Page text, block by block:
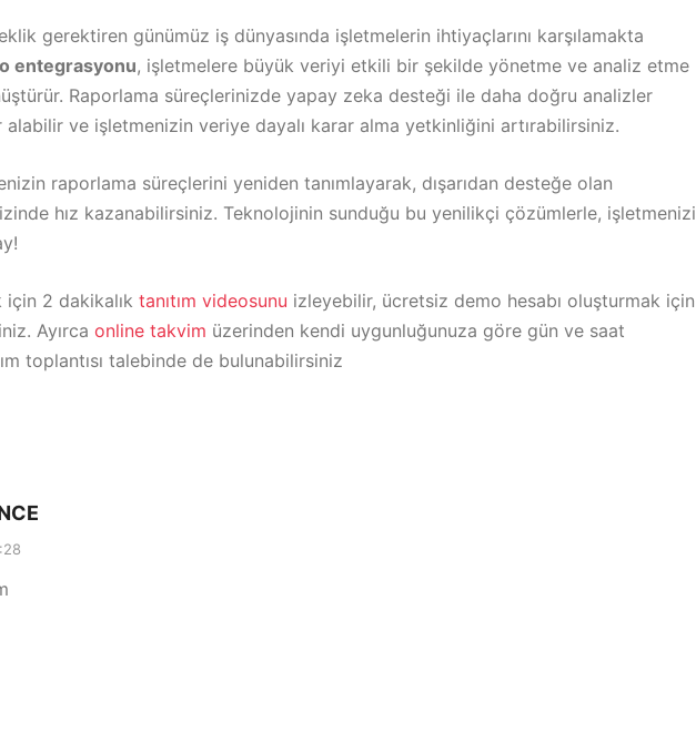
gerektiren günümüz iş dünyasında işletmelerin ihtiyaçlarını karşılamakta
entegrasyonu, işletmelere büyük veriyi etkili bir şekilde yönetme ve analiz etme
Raporlama süreçlerinizde yapay zeka desteği ile daha doğru analizler
ve işletmenizin veriye dayalı karar alma yetkinliğini artırabilirsiniz.
raporlama süreçlerini yeniden tanımlayarak, dışarıdan desteğe olan
hız kazanabilirsiniz. Teknolojinin sunduğu bu yenilikçi çözümlerle, işletmenizi
için 2 dakikalık tanıtım videosunu izleyebilir, ücretsiz demo hesabı oluşturmak için
Ayırca online takvim üzerinden kendi uygunluğunuza göre gün ve saat
toplantısı talebinde de bulunabilirsiniz